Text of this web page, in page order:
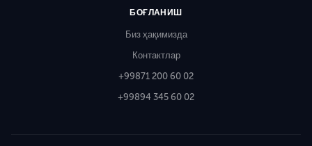
БОҒЛАНИШ
Биз ҳақимизда
Контактлар
+99871 200 60 02
+99894 345 60 02